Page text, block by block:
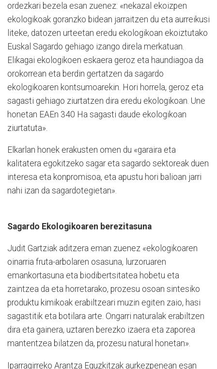
ordezkari bezela esan zuenez: «nekazal ekoizpen
ekologikoak goranzko bidean jarraitzen du eta aurreikusi
liteke, datozen urteetan eredu ekologikoan ekoiztutako
Euskal Sagardo gehiago izango direla merkatuan.
Elikagai ekologikoen eskaera geroz eta haundiagoa da
orokorrean eta berdin gertatzen da sagardo
ekologikoaren kontsumoarekin. Hori horrela, geroz eta
sagasti gehiago ziurtatzen dira eredu ekologikoan. Une
honetan EAEn 340 Ha sagasti daude ekologikoan
ziurtatuta».
Elkarlan honek erakusten omen du «garaira eta
kalitatera egokitzeko sagar eta sagardo sektoreak duen
interesa eta konpromisoa, eta apustu hori balioan jarri
nahi izan da sagardotegietan».
Sagardo Ekologikoaren berezitasuna
Judit Gartziak aditzera eman zuenez «ekologikoaren
oinarria fruta-arbolaren osasuna, lurzoruaren
emankortasuna eta biodibertsitatea hobetu eta
zaintzea da eta horretarako, prozesu osoan sintesiko
produktu kimikoak erabiltzeari muzin egiten zaio, hasi
sagastitik eta botilara arte. Ongarri naturalak erabiltzen
dira eta gainera, uztaren berezko izaera eta zaporea
mantentzea bilatzen da, prozesu natural honetan».
Iparragirreko Arantza Eguzkitzak aurkezpenean esan